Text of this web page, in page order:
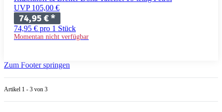
UVP 105,00 €
74,95 €*
74,95 € pro 1 Stück
Momentan nicht verfügbar
Zum Footer springen
Artikel 1 - 3 von 3